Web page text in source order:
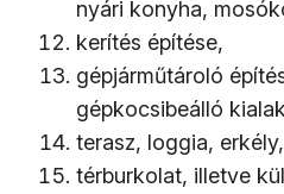
nyári konyha,
kerítés építése,
gépjárműtároló
gépkocsibeálló
terasz, loggia,
térburkolat, illetve